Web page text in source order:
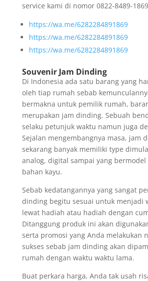
service kami di nomor 0822-8489-
https://wa.me/6282284891869
https://wa.me/6282284891869
https://wa.me/6282284891869
Souvenir Jam Dinding
Di Indonesia ada satu barang yang
oleh tiap rumah sebab
bermakna untuk pemilik rumah,
merupakan jam dinding. Sebuah
selaku petunjuk waktu namun juga
Sejalan mengembangnya masa, jam
sekarang banyak memiliki type
analog, digital sampai yang bermodel
bahan kayu.
Sebab kedatangannya yang sangat
dinding begitu sesuai untuk menjadi
lewat hadiah atau hadiah dengan
Ditanggung produk ini akan
serta promosi yang Anda melakukan
sukses sebab jam dinding akan
rumah dengan waktu waktu lama.
Buat perkara harga, Anda tak usah